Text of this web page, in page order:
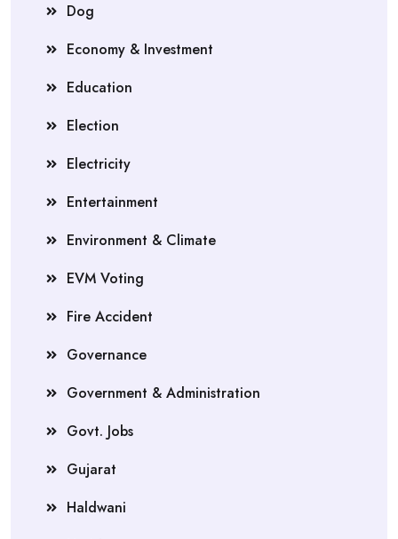
Dog
Economy & Investment
Education
Election
Electricity
Entertainment
Environment & Climate
EVM Voting
Fire Accident
Governance
Government & Administration
Govt. Jobs
Gujarat
Haldwani